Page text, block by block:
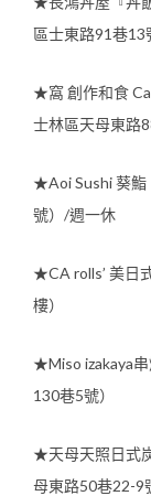
區士東路91巷13
★窩 創作和食
士林區天母東路
★Aoi Sushi 葵鮨
號）/週一休
★CA rolls’ 美日
樓）
★Miso izakaya
130巷5號）
★天母天照日式
母東路50巷22-9